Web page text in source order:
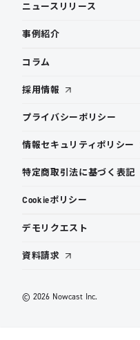
ニュースリリース
事例紹介
コラム
採用情報
プライバシーポリシー
情報セキュリティポリシー
特定商取引法に基づく表記
Cookieポリシー
デモリクエスト
資料請求
© 2026 Nowcast Inc.